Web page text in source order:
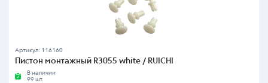
Артикул: 116160
Пистон монтажный R3055 white / RUICHI
В наличии
99 шт.